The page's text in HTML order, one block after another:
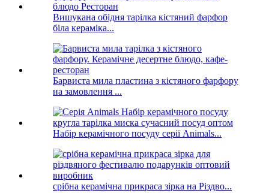
Вишукана обідня тарілка кістяний фарфор
біла кераміка...
Барвиста мила пластина з кістяного фарфору
на замовлення ...
Набір керамічного посуду серії Animals...
срібна керамічна прикраса зірка на Різдво...